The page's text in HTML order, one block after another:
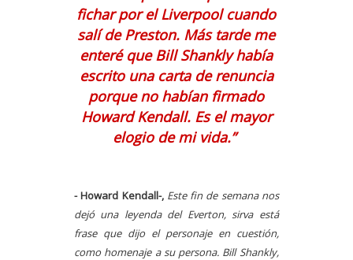
ficharpor el Liverpool cuando
salí de Preston. Más tarde me
enteré que Bill Shankly había
escrito una carta de renuncia
porque no habían firmado
Howard Kendall. Es el mayor
elogio de mi vida.”
- Howard Kendall-, Este fin de semana nos
dejó una leyenda del Everton, sirva está
frase que dijo el personaje en cuestión,
como homenaje a su persona. Bill Shankly,